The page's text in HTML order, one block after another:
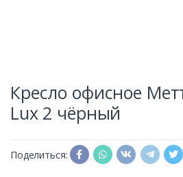
Кресло офисное
Lux 2 чёрный
Поделиться: